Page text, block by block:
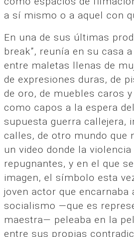
a sí mismo o a aquel con
En una de sus últimas
break”, reunía en su casa
entre maletas llenas de
de expresiones duras, de
de oro, de muebles caros
como capos a la espera
supuesta guerra callejera,
calles, de otro mundo que
un video donde la
repugnantes, y en el que
imagen, el símbolo esta
joven actor que encarnaba
socialismo —que es
maestra— peleaba en la
entre sus propias